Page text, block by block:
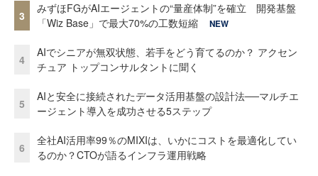
3
みずほFGがAIエージェントの“量産体制”を確立 開発基盤
「Wiz Base」で最大70%の工数短縮
NEW
4
AIでシニアが無双状態、若手をどう育てるのか？ アクセン
チュア トップコンサルタントに聞く
5
AIと安全に接続されたデータ活用基盤の設計法──マルチエ
ージェント導入を成功させる5ステップ
6
全社AI活用率99％のMIXIは、いかにコストを最適化してい
るのか？CTOが語るインフラ運用戦略